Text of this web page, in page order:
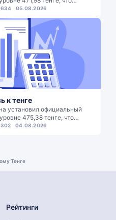
05.08.2026
к тенге
установил официальный
475,38 тенге, что…
04.08.2026
Тенге
Рейтинги